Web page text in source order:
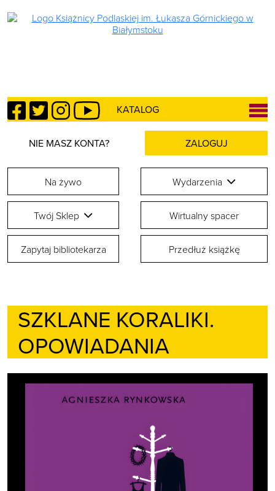
KATALOG
NIE MASZ KONTA? ZALOGUJ
Facebook
TwitterInstagram
YouTube
Na żywo Wydarzenia
Twój Sklep Wirtualny spacer
Zapytaj bibliotekarza Przedłuż książkę
SZKLANE KORALIKI.
OPOWIADANIA